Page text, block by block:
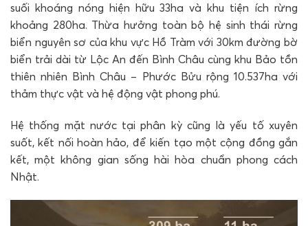
suối khoáng nóng hiện hữu 33ha và khu tiện ích rừng
khoảng 280ha. Thừa hưởng toàn bộ hệ sinh thái rừng
biển nguyên sơ của khu vực Hồ Tràm với 30km đường bờ
biển trải dài từ Lộc An đến Bình Châu cùng khu Bảo tồn
thiên nhiên Bình Châu – Phước Bửu rộng 10.537ha với
thảm thực vật và hệ động vật phong phú.
Hệ thống mặt nước tại phân kỳ cũng là yếu tố xuyên
suốt, kết nối hoàn hảo, để kiến tạo một cộng đồng gắn
kết, một không gian sống hài hòa chuẩn phong cách
Nhật.